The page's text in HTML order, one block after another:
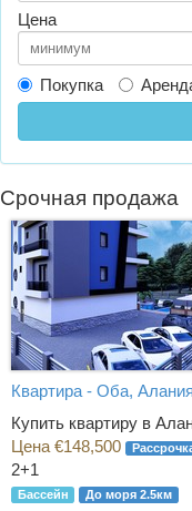
Цена
Покупка
Срочная продажа
Квартира - Оба,
Купить квартиру в
Цена €148,500
2+1
Бассейн До моря 2.5км